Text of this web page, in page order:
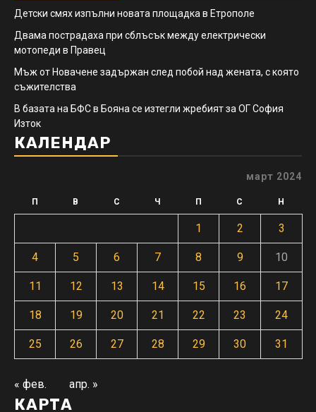
Детски смях изпълни новата площадка в Етрополе
Двама пострадаха при сблъсък между електрически
мотопеди в Правец
Мъж от Новачене задържан след побой над жената, с която
съжителства
В базата на БФС в Бояна се изтегли жребият за ОГ София
Изток
КАЛЕНДАР
март 2024
П В С Ч П С Н
1 2 3
4 5 6 7 8 9 10
11 12 13 14 15 16 17
18 19 20 21 22 23 24
25 26 27 28 29 30 31
« фев. апр. »
КАРТА